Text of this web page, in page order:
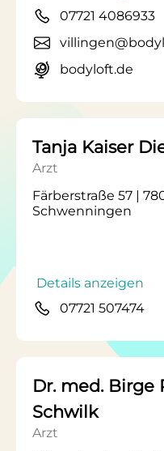
07721 4086933
bodyloft.de
Tanja Kaiser
Arzt
Färberstraße 57 |
Schwenningen
Details anzeigen
07721 507474
Dr. med. Birge
Schwilk
Arzt